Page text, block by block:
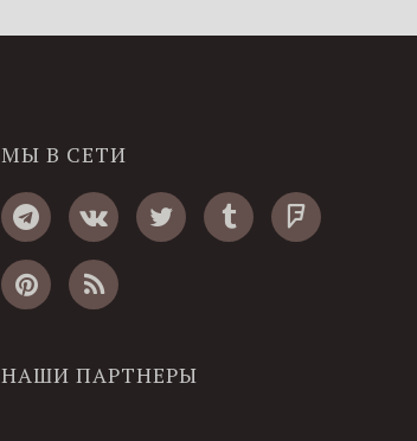
МЫ В СЕТИ
НАШИ ПАРТНЕРЫ